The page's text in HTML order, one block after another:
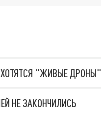
"ЖИВЫЕ ДРОНЫ"
НЕ ЗАКОНЧИЛИСЬ